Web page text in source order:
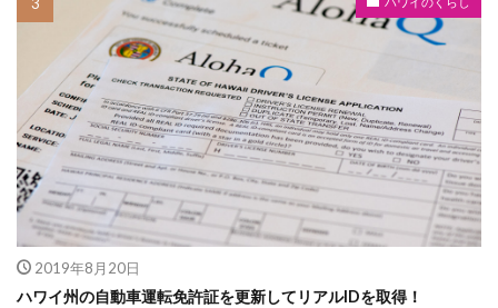
2019年8月20日
ハワイ州の自動車運転免許証を更新してリアルIDを取得！